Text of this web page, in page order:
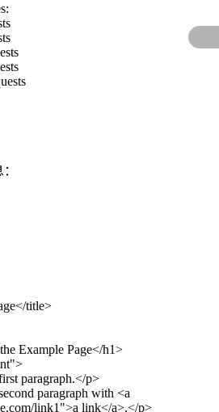
title>
Example Page</h1>
paragraph.</p>
paragraph with <a
link1">a link</a>.</p>